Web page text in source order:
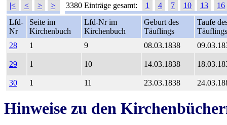
|< < > >| 3380 Einträge gesamt: 1 4 7 10 13
16
Lfd-
Nr
Seite im
Kirchenbuch
Lfd-Nr im
Kirchenbuch
Geburt des
Täuflings
Taufe
Täuflings
28
1 9 08.03.1838
29 1 10 14.03.1838
30 1 11 23.03.1838
Hinweise zu den